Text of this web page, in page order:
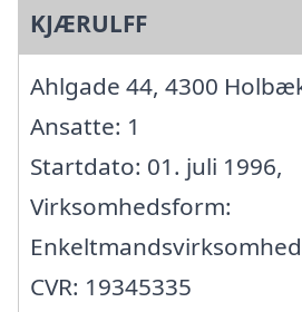
KJÆRULFF
Ahlgade 44, 4300
Ansatte: 1
Startdato: 01. juli 1996,
Virksomhedsform:
Enkeltmandsvirksomhed
CVR: 19345335